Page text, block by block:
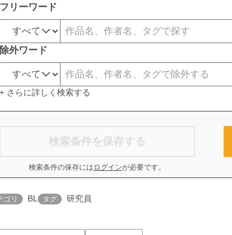
フリーワード
除外ワード
+ さらに詳しく検索する
検索条件を保存する
検索条件の保存には ログインが必要です。
ゴリ BL タグ 研究員